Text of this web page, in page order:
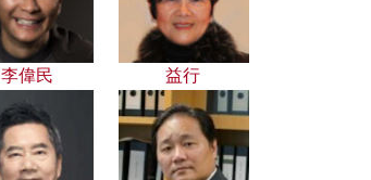
李偉民 益行